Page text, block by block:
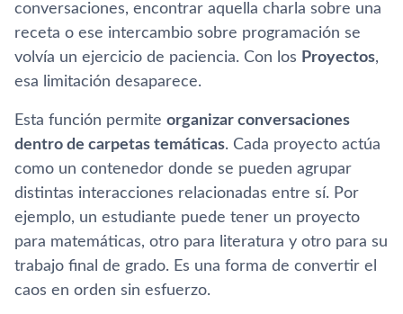
conversaciones, encontrar aquella charla sobre una
receta o ese intercambio sobre programación se
volvía un ejercicio de paciencia. Con los Proyectos,
esa limitación desaparece.
Esta función permite organizar conversaciones
dentro de carpetas temáticas. Cada proyecto actúa
como un contenedor donde se pueden agrupar
distintas interacciones relacionadas entre sí. Por
ejemplo, un estudiante puede tener un proyecto
para matemáticas, otro para literatura y otro para su
trabajo final de grado. Es una forma de convertir el
caos en orden sin esfuerzo.